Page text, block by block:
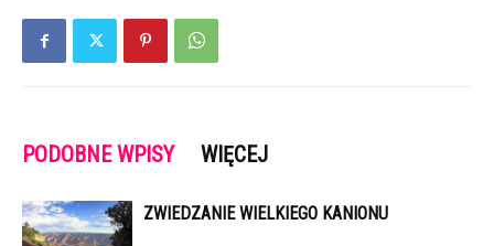
PODOBNE WPISY WIĘCEJ
ZWIEDZANIE WIELKIEGO KANIONU